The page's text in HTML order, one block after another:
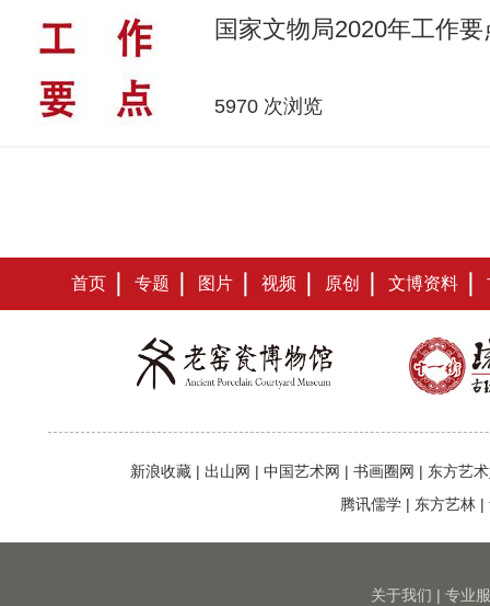
国家文物局2020年工作要
5970 次浏览
首页 专题 图片 视频 原创 文博资料
新浪收藏 | 出山网 | 中国艺术网 | 书画圈网 | 东方艺
腾讯儒学 | 东方艺林 |
关于我们 | 专业